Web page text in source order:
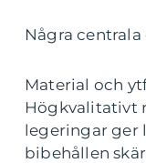
Några centrala
Material och
Högkvalitativt
legeringar ger
bibehållen